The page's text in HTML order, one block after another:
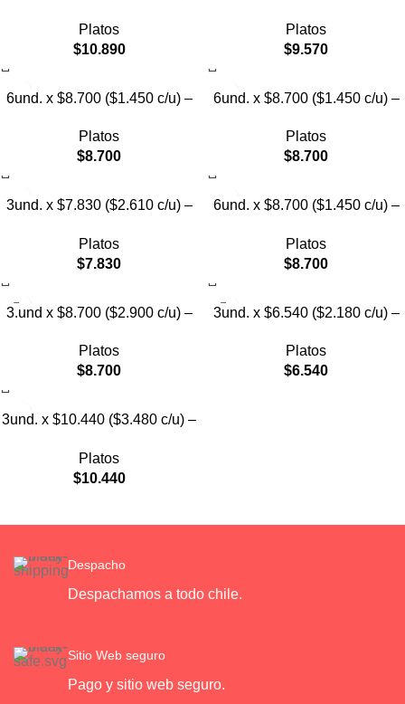
Mascotas
Platos
$10.890
Platos
$9.570
6und. x $8.700 ($1.450 c/u) –
Platos
$8.700
6und. x $8.700 ($1.450 c/u) –
Floral
Platos
$8.700
3und. x $7.830 ($2.610 c/u) –
Platos
$7.830
6und. x $8.700 ($1.450 c/u) –
Mascotas
Platos
$8.700
3.und x $8.700 ($2.900 c/u) –
Platos
$8.700
3und. x $6.540 ($2.180 c/u) –
con Diseño Decorativo
Platos
$6.540
3und. x $10.440 ($3.480 c/u) –
con Bowl de Acero
Platos
$10.440
Despacho
Despachamos a todo chile.
Sitio Web seguro
Pago y sitio web seguro.